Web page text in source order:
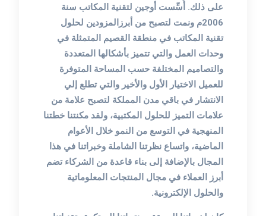
على ذلك. أُسِّست أوجين لتقنية المكاتب سنة
2006م ونمت لتصبح من أبرزالمزودين لحلول
تقنية المكاتب في منطقة القصيم المتمثلة في
وحدات العمل والتي تتميز بأشكالها المتعددة
والتصاميم المختلفة حسب المساحة المتوفرة
للعميل الاختيار الأول والأخير والتي تطلع إلي
الانتشار في باقي مدن المملكة لتصبح علامة من
علامات التميز للحلول المكتبية، ولقد مكنتنا خطتنا
المنهجية في التوسع من النمو خلال الأعوام
الماضية، واتساع نظرتنا الشاملة وخبراتنا في هذا
المجال بالإضافة إلى بناء قاعدة من الشركاء تضم
أبرز العملاء في مجال المنتجات المعلوماتية
والحلول الإلكترونية.